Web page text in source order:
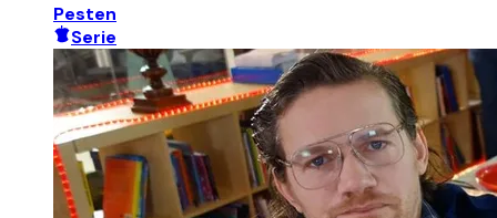
Pesten
Serie